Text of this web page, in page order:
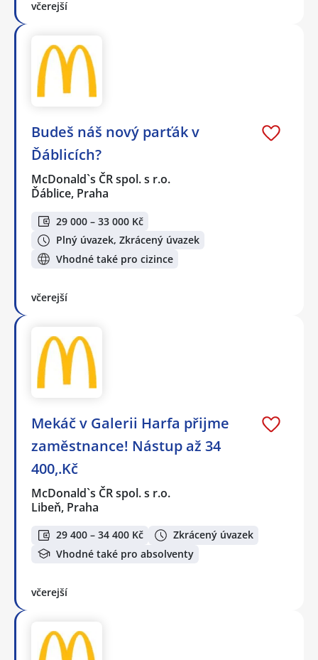
včerejší
Budeš náš nový parťák v
Ďáblicích?
McDonald`s ČR spol. s r.o.
Ďáblice, Praha
29 000 – 33 000 Kč
Plný úvazek, Zkrácený úvazek
Vhodné také pro cizince
včerejší
Mekáč v Galerii Harfa přijme
zaměstnance! Nástup až 34
400,.Kč
McDonald`s ČR spol. s r.o.
Libeň, Praha
29 400 – 34 400 Kč
Zkrácený úvazek
Vhodné také pro absolventy
včerejší